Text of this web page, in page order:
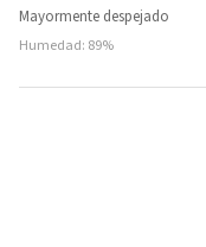
Mayormente despejado
Humedad: 89%